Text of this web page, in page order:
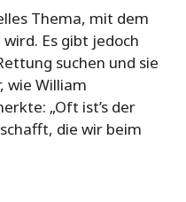
Thema, mit dem
Es gibt jedoch
suchen und sie
wie William
„Oft ist’s der
die wir beim